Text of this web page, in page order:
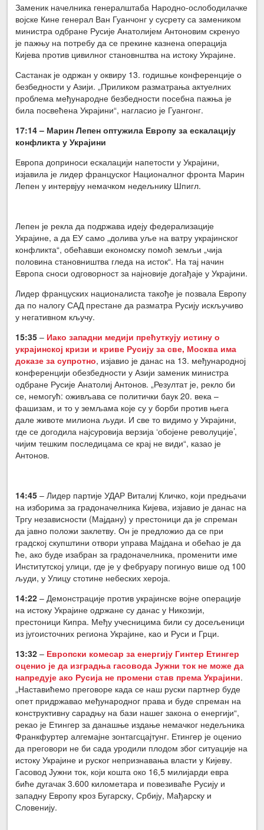
Заменик начелника генералштаба Народно-ослободилачке
војске Кине генерал Ван Гуанчонг у сусрету са замеником
министра одбране Русије Анатолијем Антоновим скренуо
је пажњу на потребу да се прекине казнена операција
Кијева против цивилног становнштва на истоку Украјине.
Састанак је одржан у оквиру 13. годишње конференције о
безбедности у Азији. „Приликом разматрања актуелних
проблема међународне безбедности посебна пажња је
била посвећена Украјини“, нагласио је Гуангонг.
17:14 – Марин Лепен оптужила Европу за ескалацију
конфликта у Украјини
Европа доприноси ескалацији напетости у Украјини,
изјавила је лидер француског Националног фронта Марин
Лепен у интервјуу немачком недељнику Шпигл.
Лепен је рекла да подржава идеју федерализације
Украјине, а да ЕУ само „долива уље на ватру украјинског
конфликта“, обећавши економску помоћ земљи „чија
половина становништва гледа на исток“. На тај начин
Европа сноси одговорност за најновије догађаје у Украјини.
Лидер француских националиста такође је позвала Европу
да по налогу САД престане да разматра Русију искључиво
у негативном кључу.
15:35 – Иако западни медији прећуткују истину о
украјинској кризи и криве Русију за све, Москва има
доказе за супротно, изјавио је данас на 13. међународној
конференцији обезбедности у Азији заменик министра
одбране Русије Анатолиј Антонов. „Резултат је, рекло би
се, немогућ: оживљава се политички баук 20. века –
фашизам, и то у земљама које су у борби против њега
дале животе милиона људи. И све то видимо у Украјини,
где се догодила најсуровија верзија ‘обојене револуције’,
чијим тешким последицама се крај не види“, казао је
Антонов.
14:45 – Лидер партије УДАР Виталиј Кличко, који предњачи
на изборима за градоначелника Кијева, изјавио је данас на
Тргу независности (Мајдану) у престоници да је спреман
да јавно положи заклетву. Он је предложио да се при
градској скупштини отвори управа Мајдана и обећао је да
ће, ако буде изабран за градоначелника, променити име
Институтској улици, где је у фебруару погинуо више од 100
људи, у Улицу стотине небеских хероја.
14:22 – Демонстрације против украјинске војне операције
на истоку Украјине одржане су данас у Никозији,
престоници Кипра. Међу учесницима били су досељеници
из југоисточних региона Украјине, као и Руси и Грци.
13:32 – Европски комесар за енергију Гинтер Етингер
оценио је да изградња гасовода Јужни ток не може да
напредује ако Русија не промени став према Украјини.
„Наставићемо преговоре када се наш руски партнер буде
опет придржавао међународног права и буде спреман на
конструктивну сарадњу на бази нашег закона о енергији“,
рекао је Етингер за данашње издање немачког недељника
Франкфуртер алгемајне зонтагсцајтунг. Етингер је оценио
да преговори не би сада уродили плодом због ситуације на
истоку Украјине и руског непризнавања власти у Кијеву.
Гасовод Јужни ток, који кошта око 16,5 милијарди евра
биће дугачак 3.600 километара и повезиваће Русију и
западну Европу кроз Бугарску, Србију, Мађарску и
Словенију.